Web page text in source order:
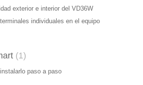
exterior e interior del VD36W
individuales en el equipo
1
paso a paso